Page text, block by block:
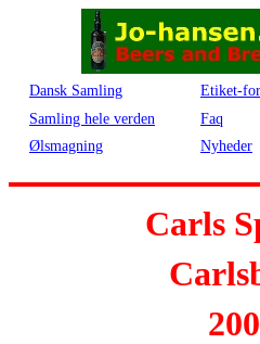
Dansk Samling Etiket-
Samling hele verden
Faq
Ølsmagning
Nyheder
Carls